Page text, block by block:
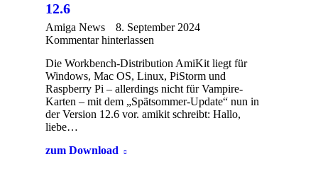
12.6
Amiga News
8. September 2024
Kommentar hinterlassen
Die Workbench-Distribution AmiKit liegt für
Windows, Mac OS, Linux, PiStorm und
Raspberry Pi – allerdings nicht für Vampire-
Karten – mit dem „Spätsommer-Update“ nun in
der Version 12.6 vor. amikit schreibt: Hallo,
liebe…
zum Download